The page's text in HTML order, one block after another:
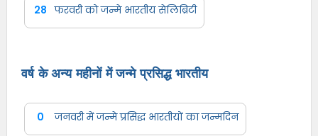
28 फरवरी को जन्मे भारतीय सेलिब्रिटी
वर्ष के अन्य महीनों में जन्मे प्रसिद्ध भारतीय
0 जनवरी में जन्मे प्रसिद्ध भारतीयों का जन्मदिन